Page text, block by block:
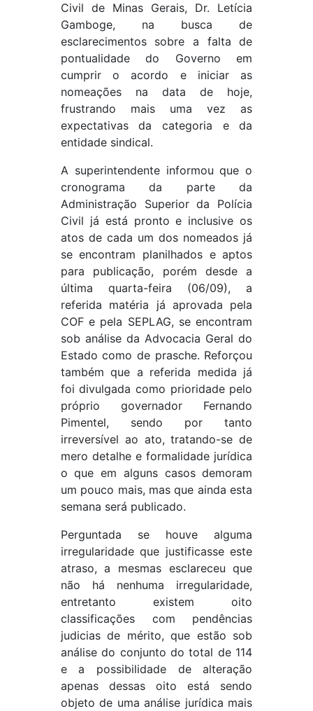
Civil de Minas Gerais, Dr. Letícia
Gamboge, na busca de
esclarecimentos sobre a falta de
pontualidade do Governo em
cumprir o acordo e iniciar as
nomeações na data de hoje,
frustrando mais uma vez as
expectativas da categoria e da
entidade sindical.
A superintendente informou que o
cronograma da parte da
Administração Superior da Polícia
Civil já está pronto e inclusive os
atos de cada um dos nomeados já
se encontram planilhados e aptos
para publicação, porém desde a
última quarta-feira (06/09), a
referida matéria já aprovada pela
COF e pela SEPLAG, se encontram
sob análise da Advocacia Geral do
Estado como de prasche. Reforçou
também que a referida medida já
foi divulgada como prioridade pelo
próprio governador Fernando
Pimentel, sendo por tanto
irreversível ao ato, tratando-se de
mero detalhe e formalidade jurídica
o que em alguns casos demoram
um pouco mais, mas que ainda esta
semana será publicado.
Perguntada se houve alguma
irregularidade que justificasse este
atraso, a mesmas esclareceu que
não há nenhuma irregularidade,
entretanto existem oito
classificações com pendências
judicias de mérito, que estão sob
análise do conjunto do total de 114
e a possibilidade de alteração
apenas dessas oito está sendo
objeto de uma análise jurídica mais